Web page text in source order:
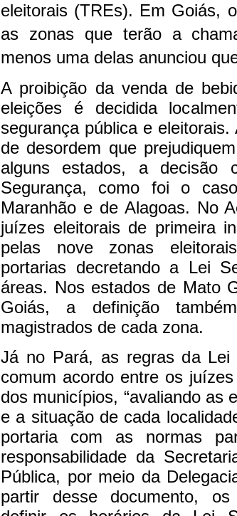
eleitorais (TREs). Em Goiás,
as zonas que terão a
menos uma delas anunciou
A proibição da venda de
eleições é decidida
segurança pública e
de desordem que
alguns estados, a decisão
Segurança, como foi o
Maranhão e de Alagoas. No
juízes eleitorais de primeira
pelas nove zonas
portarias decretando a Lei
áreas. Nos estados de Mato
Goiás, a definição
magistrados de cada zona.
Já no Pará, as regras da Lei
comum acordo entre os
dos municípios, “avaliando as
e a situação de cada
portaria com as normas
responsabilidade da
Pública, por meio da
partir desse documento,